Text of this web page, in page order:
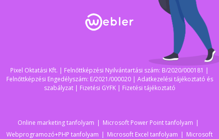
Pixel Oktatási Kft. | Felnőttképzési Nyilvántartási szám: B/2020/000181 |
Felnőttképzési Engedélyszám: E/2021/000020 | Adatkezelési tájékoztató és
szabályzat| Fizetési GYFK| Fizetési tájékoztató
Online marketing tanfolyam
Microsoft Power Point tanfolyam
Webprogramozó+PHP tanfolyam
Microsoft Excel tanfolyam
Microsoft